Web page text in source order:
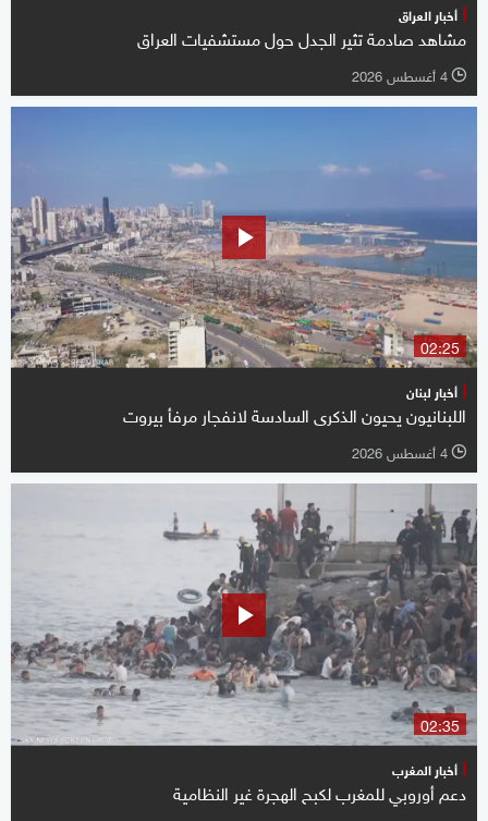
أخبار العراق
مشاهد صادمة تثير الجدل حول مستشفيات العراق
l 4 أغسطس 2026
02:25
أخبار لبنان
اللبنانيون يحيون الذكرى السادسة لانفجار مرفأ بيروت
l 4 أغسطس 2026
02:35
أخبار المغرب
دعم أوروبي للمغرب لكبح الهجرة غير النظامية